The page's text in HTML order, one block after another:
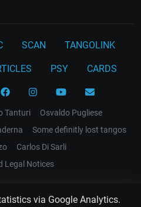
via Google Analytics.
SCAN TANGOLINK
PSY CARDS
Tanturi
Osvaldo Pugliese
Some definitly lost tangos
Carlos Di Sarli
Legal Notices
TANGO